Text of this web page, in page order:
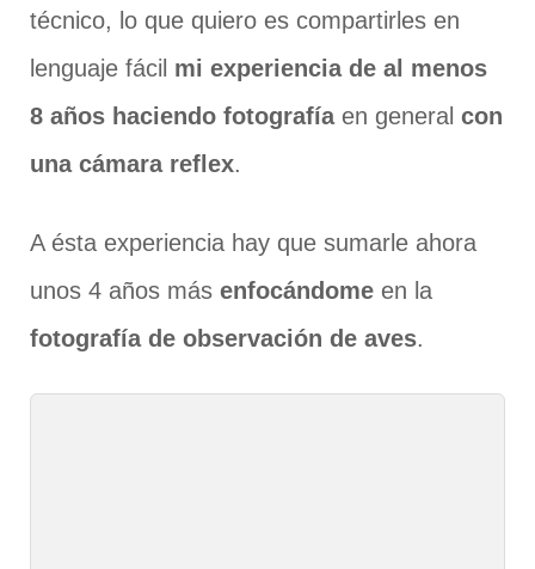
técnico, lo que quiero es compartirles en
lenguaje fácil mi experiencia de al menos
8 años haciendo fotografíaen general con
una cámara reflex.
A ésta experiencia hay que sumarle ahora
unos 4 años más enfocándome en la
fotografía de observación de aves.